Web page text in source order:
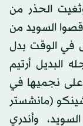
الحذر من
السويد من
2 - 1 بهدف قاتل في الوقت بدل
البديل أرتيم
نجميها في
(مانشستر
وأندري